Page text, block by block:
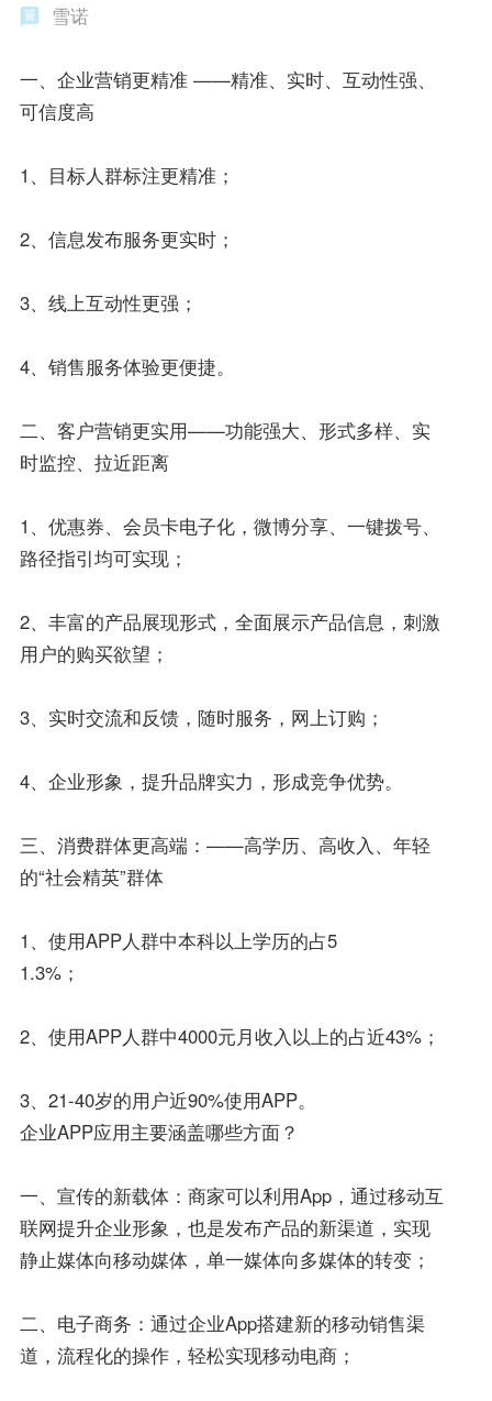
雪诺
一、企业营销更精准 ——精准、实时、互动性强、
可信度高
1、目标人群标注更精准；
2、信息发布服务更实时；
3、线上互动性更强；
4、销售服务体验更便捷。
二、客户营销更实用——功能强大、形式多样、实
时监控、拉近距离
1、优惠券、会员卡电子化，微博分享、一键拨号、
路径指引均可实现；
2、丰富的产品展现形式，全面展示产品信息，刺激
用户的购买欲望；
3、实时交流和反馈，随时服务，网上订购；
4、企业形象，提升品牌实力，形成竞争优势。
三、消费群体更高端：——高学历、高收入、年轻
的“社会精英”群体
1、使用APP人群中本科以上学历的占5
1.3%；
2、使用APP人群中4000元月收入以上的占近43%；
3、21-40岁的用户近90%使用APP。
企业APP应用主要涵盖哪些方面？
一、宣传的新载体：商家可以利用App，通过移动互
联网提升企业形象，也是发布产品的新渠道，实现
静止媒体向移动媒体，单一媒体向多媒体的转变；
二、电子商务：通过企业App搭建新的移动销售渠
道，流程化的操作，轻松实现移动电商；